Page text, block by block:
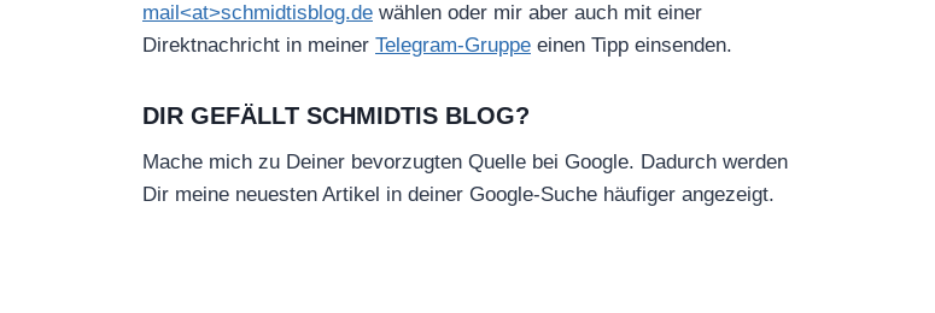
mail<at>schmidtisblog.de wählen oder mir aber auch mit einer
Direktnachricht in meiner Telegram-Gruppe einen Tipp einsenden.
DIR GEFÄLLT SCHMIDTIS BLOG?
Mache mich zu Deiner bevorzugten Quelle bei Google. Dadurch werden
Dir meine neuesten Artikel in deiner Google-Suche häufiger angezeigt.